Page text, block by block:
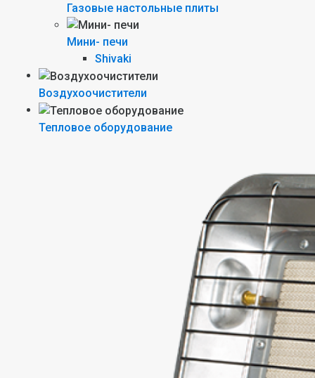
Газовые настольные плиты
Мини- печи
Shivaki
Воздухоочистители
Тепловое оборудование